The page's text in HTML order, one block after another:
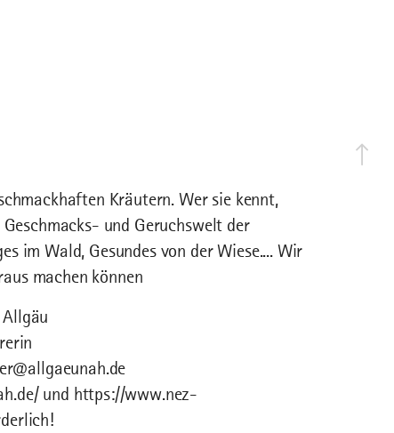
Kräutern. Wer sie kennt,
und Geruchswelt der
im Wald, Gesundes von der Wiese.... Wir
machen können
und https://www.nez-